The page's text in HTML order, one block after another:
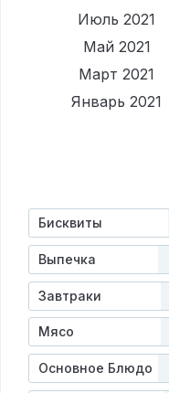
Июль 2021
Май 2021
Март 2021
Январь 2021
Бисквиты
Выпечка
Завтраки
Мясо
Основное Блюдо